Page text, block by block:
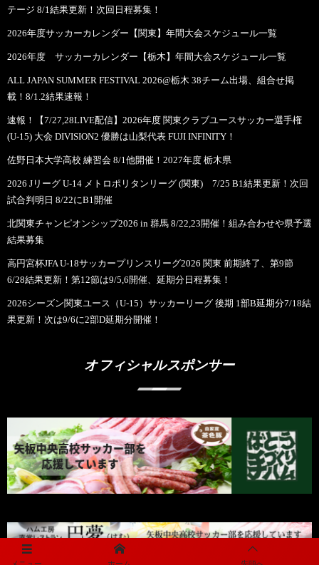
テージ 8/1結果更新！次回日程募集！
2026年度サッカーカレンダー【関東】年間大会スケジュール一覧
2026年度 サッカーカレンダー【栃木】年間大会スケジュール一覧
ALL JAPAN SUMMER FESTIVAL 2026@栃木 38チーム出場、組合せ掲
載！8/1.2結果速報！
速報！【7/27,28LIVE配信】2026年度 関東クラブユースサッカー選手権
(U-15) 大会 DIVISION2 優勝は山梨代表 FUJI INFINITY！
佐野日本大学高校 練習会 8/1他開催！2027年度 栃木県
2026 Jリーグ U-14 メトロポリタンリーグ (関東) 7/25 B1結果更新！次回
試合判明日 8/22にB1開催
北関東チャンピオンシップ2026 in 群馬 8/22,23開催！組み合わせや県予選
結果募集
高円宮杯JFA U-18サッカープリンスリーグ2026 関東 前期終了、第9節
6/28結果更新！第12節は9/5,6開催、延期分日程募集！
2026シーズン関東ユース（U-15）サッカーリーグ 後期 1部B延期分7/18結
果更新！次は9/6に2部D延期分開催！
オフィシャルスポンサー